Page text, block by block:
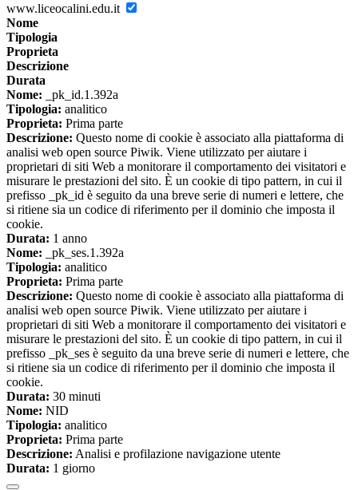
www.liceocalini.edu.it
Nome
Tipologia
Proprieta
Descrizione
Durata
Nome: _pk_id.1.392a
Tipologia: analitico
Proprieta: Prima parte
Descrizione: Questo nome di cookie è associato alla piattaforma di
analisi web open source Piwik. Viene utilizzato per aiutare i
proprietari di siti Web a monitorare il comportamento dei visitatori e
misurare le prestazioni del sito. È un cookie di tipo pattern, in cui il
prefisso _pk_id è seguito da una breve serie di numeri e lettere, che
si ritiene sia un codice di riferimento per il dominio che imposta il
cookie.
Durata: 1 anno
Nome: _pk_ses.1.392a
Tipologia: analitico
Proprieta: Prima parte
Descrizione: Questo nome di cookie è associato alla piattaforma di
analisi web open source Piwik. Viene utilizzato per aiutare i
proprietari di siti Web a monitorare il comportamento dei visitatori e
misurare le prestazioni del sito. È un cookie di tipo pattern, in cui il
prefisso _pk_ses è seguito da una breve serie di numeri e lettere, che
si ritiene sia un codice di riferimento per il dominio che imposta il
cookie.
Durata: 30 minuti
Nome: NID
Tipologia: analitico
Proprieta: Prima parte
Descrizione: Analisi e profilazione navigazione utente
Durata: 1 giorno